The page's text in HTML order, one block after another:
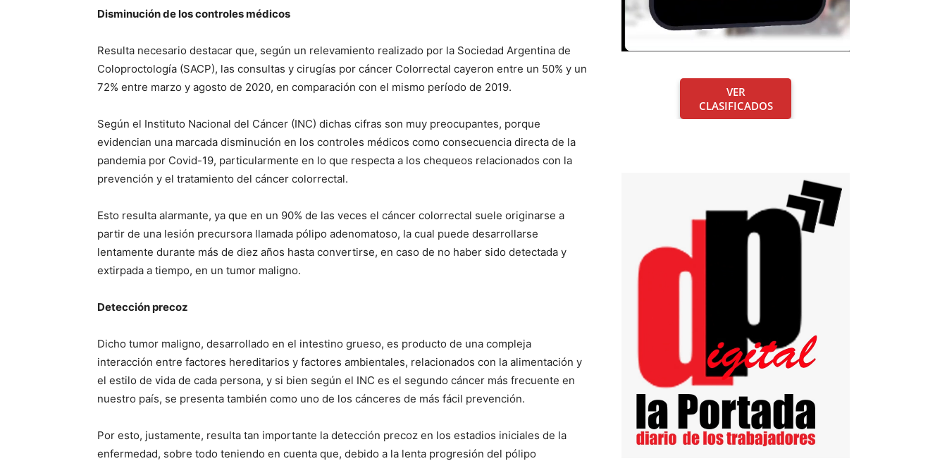
Disminución de los controles médicos
Resulta necesario destacar que, según un relevamiento realizado por la Sociedad Argentina de
Coloproctología (SACP), las consultas y cirugías por cáncer Colorrectal cayeron entre un 50% y un
72% entre marzo y agosto de 2020, en comparación con el mismo período de 2019.
Según el Instituto Nacional del Cáncer (INC) dichas cifras son muy preocupantes, porque
evidencian una marcada disminución en los controles médicos como consecuencia directa de la
pandemia por Covid-19, particularmente en lo que respecta a los chequeos relacionados con la
prevención y el tratamiento del cáncer colorrectal.
Esto resulta alarmante, ya que en un 90% de las veces el cáncer colorrectal suele originarse a
partir de una lesión precursora llamada pólipo adenomatoso, la cual puede desarrollarse
lentamente durante más de diez años hasta convertirse, en caso de no haber sido detectada y
extirpada a tiempo, en un tumor maligno.
Detección precoz
Dicho tumor maligno, desarrollado en el intestino grueso, es producto de una compleja
interacción entre factores hereditarios y factores ambientales, relacionados con la alimentación y
el estilo de vida de cada persona, y si bien según el INC es el segundo cáncer más frecuente en
nuestro país, se presenta también como uno de los cánceres de más fácil prevención.
Por esto, justamente, resulta tan importante la detección precoz en los estadios iniciales de la
enfermedad, sobre todo teniendo en cuenta que, debido a la lenta progresión del pólipo
VER
CLASIFICADOS